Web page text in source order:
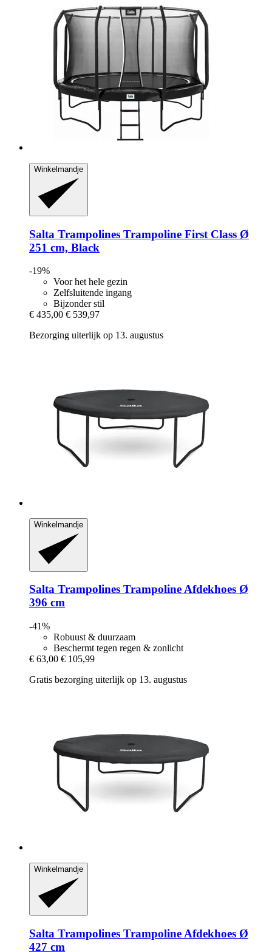
Winkelmandje
Salta Trampolines Trampoline First Class Ø
251 cm, Black
-19%
Voor het hele gezin
Zelfsluitende ingang
Bijzonder stil
€ 435,00 € 539,97
Bezorging uiterlijk op 13. augustus
Winkelmandje
Salta Trampolines Trampoline Afdekhoes Ø
396 cm
-41%
Robuust & duurzaam
Beschermt tegen regen & zonlicht
€ 63,00 € 105,99
Gratis bezorging uiterlijk op 13. augustus
Winkelmandje
Salta Trampolines Trampoline Afdekhoes Ø
427 cm